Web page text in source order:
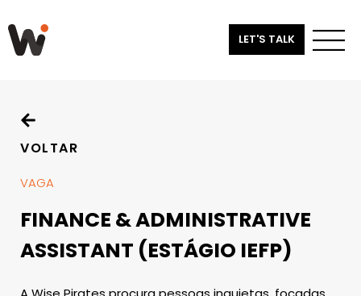
LET'S TALK
VOLTAR
VAGA
FINANCE & ADMINISTRATIVE
ASSISTANT (ESTÁGIO IEFP)